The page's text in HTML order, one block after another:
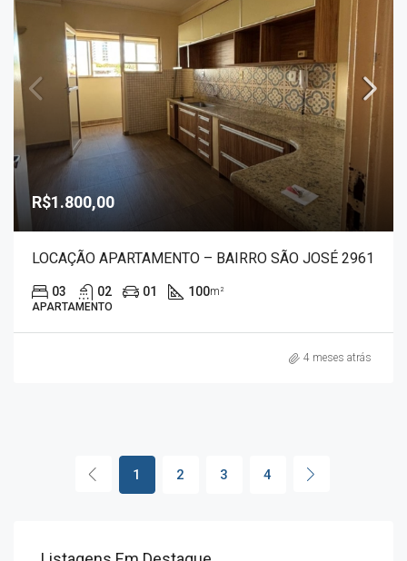
R$1.800,00
LOCAÇÃO APARTAMENTO – BAIRRO SÃO JOSÉ 2961
03 02 01 100m²
APARTAMENTO
4 meses atrás
1 2 3 4